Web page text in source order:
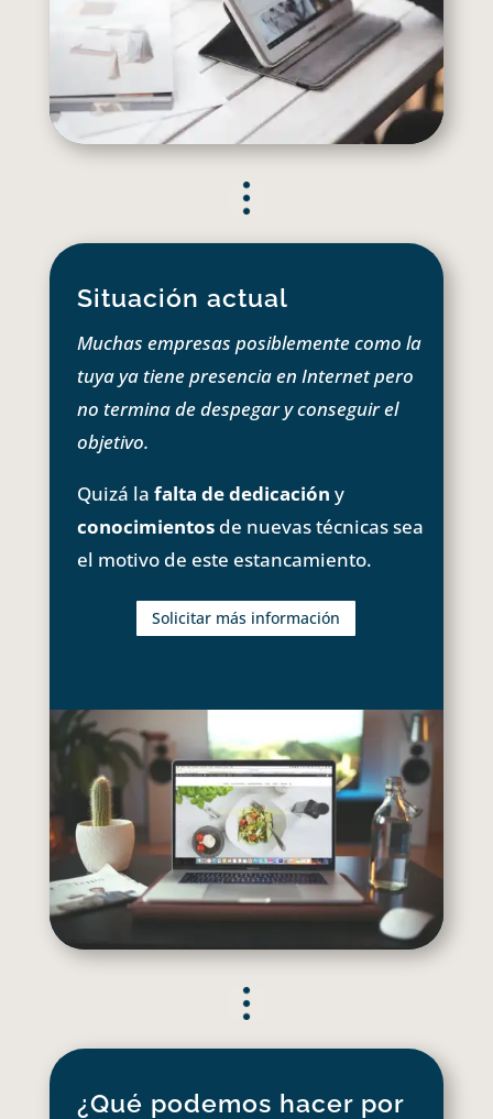
Situación actual
Muchas empresas posiblemente como la
tuya ya tiene presencia en Internet pero
no termina de despegar y conseguir el
objetivo.
Quizá la falta de dedicación y
conocimientosde nuevas técnicas sea
el motivo de este estancamiento.
Solicitar más información
¿Qué podemos hacer por